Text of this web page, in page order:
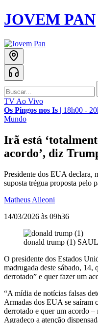
JOVEM PAN
TV Ao Vivo
Os Pingos nos Is | 18h00 -
Mundo
Irã está
acordo’, diz
Presidente dos EUA declara,
suposta trégua proposta pelo
Matheus Alleoni
14/03/2026 às 09h36
donald trump (1)
O presidente dos Estados
madrugada deste sábado, 14,
derrotado” e quer fazer um
“A mídia de notícias falsas
Armadas dos EUA se saíram
derrotado e quer um acordo –
Agradeço a atenção